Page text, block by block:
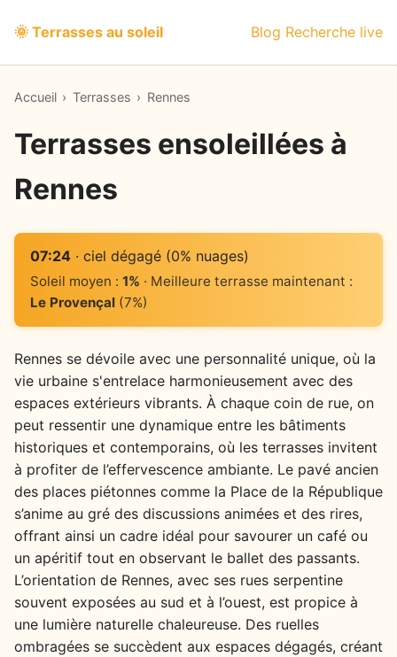
🌞 Terrasses au soleil Blog Recherche live
Accueil › Terrasses › Rennes
Terrasses ensoleillées à
Rennes
07:24· ciel dégagé (0% nuages)
Soleil moyen : 1% · Meilleure terrasse maintenant :
Le Provençal(7%)
Rennes se dévoile avec une personnalité unique, où la
vie urbaine s'entrelace harmonieusement avec des
espaces extérieurs vibrants. À chaque coin de rue, on
peut ressentir une dynamique entre les bâtiments
historiques et contemporains, où les terrasses invitent
à profiter de l’effervescence ambiante. Le pavé ancien
des places piétonnes comme la Place de la République
s’anime au gré des discussions animées et des rires,
offrant ainsi un cadre idéal pour savourer un café ou
un apéritif tout en observant le ballet des passants.
L’orientation de Rennes, avec ses rues serpentine
souvent exposées au sud et à l’ouest, est propice à
une lumière naturelle chaleureuse. Des ruelles
ombragées se succèdent aux espaces dégagés, créant